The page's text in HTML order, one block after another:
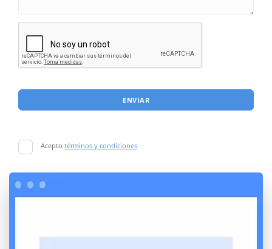
ENVIAR
Acepto términos y condiciones